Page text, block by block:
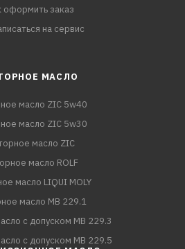
оформить заказ
на сервис
МАСЛО
масло ZIC 5w40
масло ZIC 5w30
масло ZIC
масло ROLF
масло LIQUI MOLY
масло MB 229.1
с допуском MB 229.3
с допуском MB 229.5